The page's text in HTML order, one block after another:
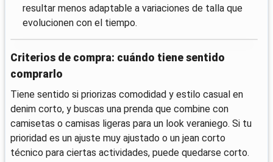
resultar menos adaptable a variaciones de talla que
evolucionen con el tiempo.
Criterios de compra: cuándo tiene sentido
comprarlo
Tiene sentido si priorizas comodidad y estilo casual en
denim corto, y buscas una prenda que combine con
camisetas o camisas ligeras para un look veraniego. Si tu
prioridad es un ajuste muy ajustado o un jean corto
técnico para ciertas actividades, puede quedarse corto.